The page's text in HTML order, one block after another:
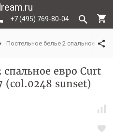
+7 (495) 769-80-04
Постельное белье 2 спальное евро
спальное евро Curt
(col.0248 sunset)